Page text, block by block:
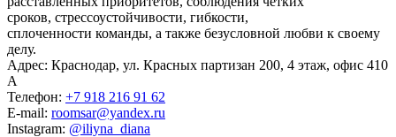
сроков, стрессоустойчивости, гибкости,
сплоченности команды, а также безусловной любви к своему
делу.
Адрес: Краснодар, ул. Красных партизан 200, 4 этаж, офис 410
A
Телефон: +7 918 216 91 62
E-mail: roomsar@yandex.ru
Instagram: @iliyna_diana